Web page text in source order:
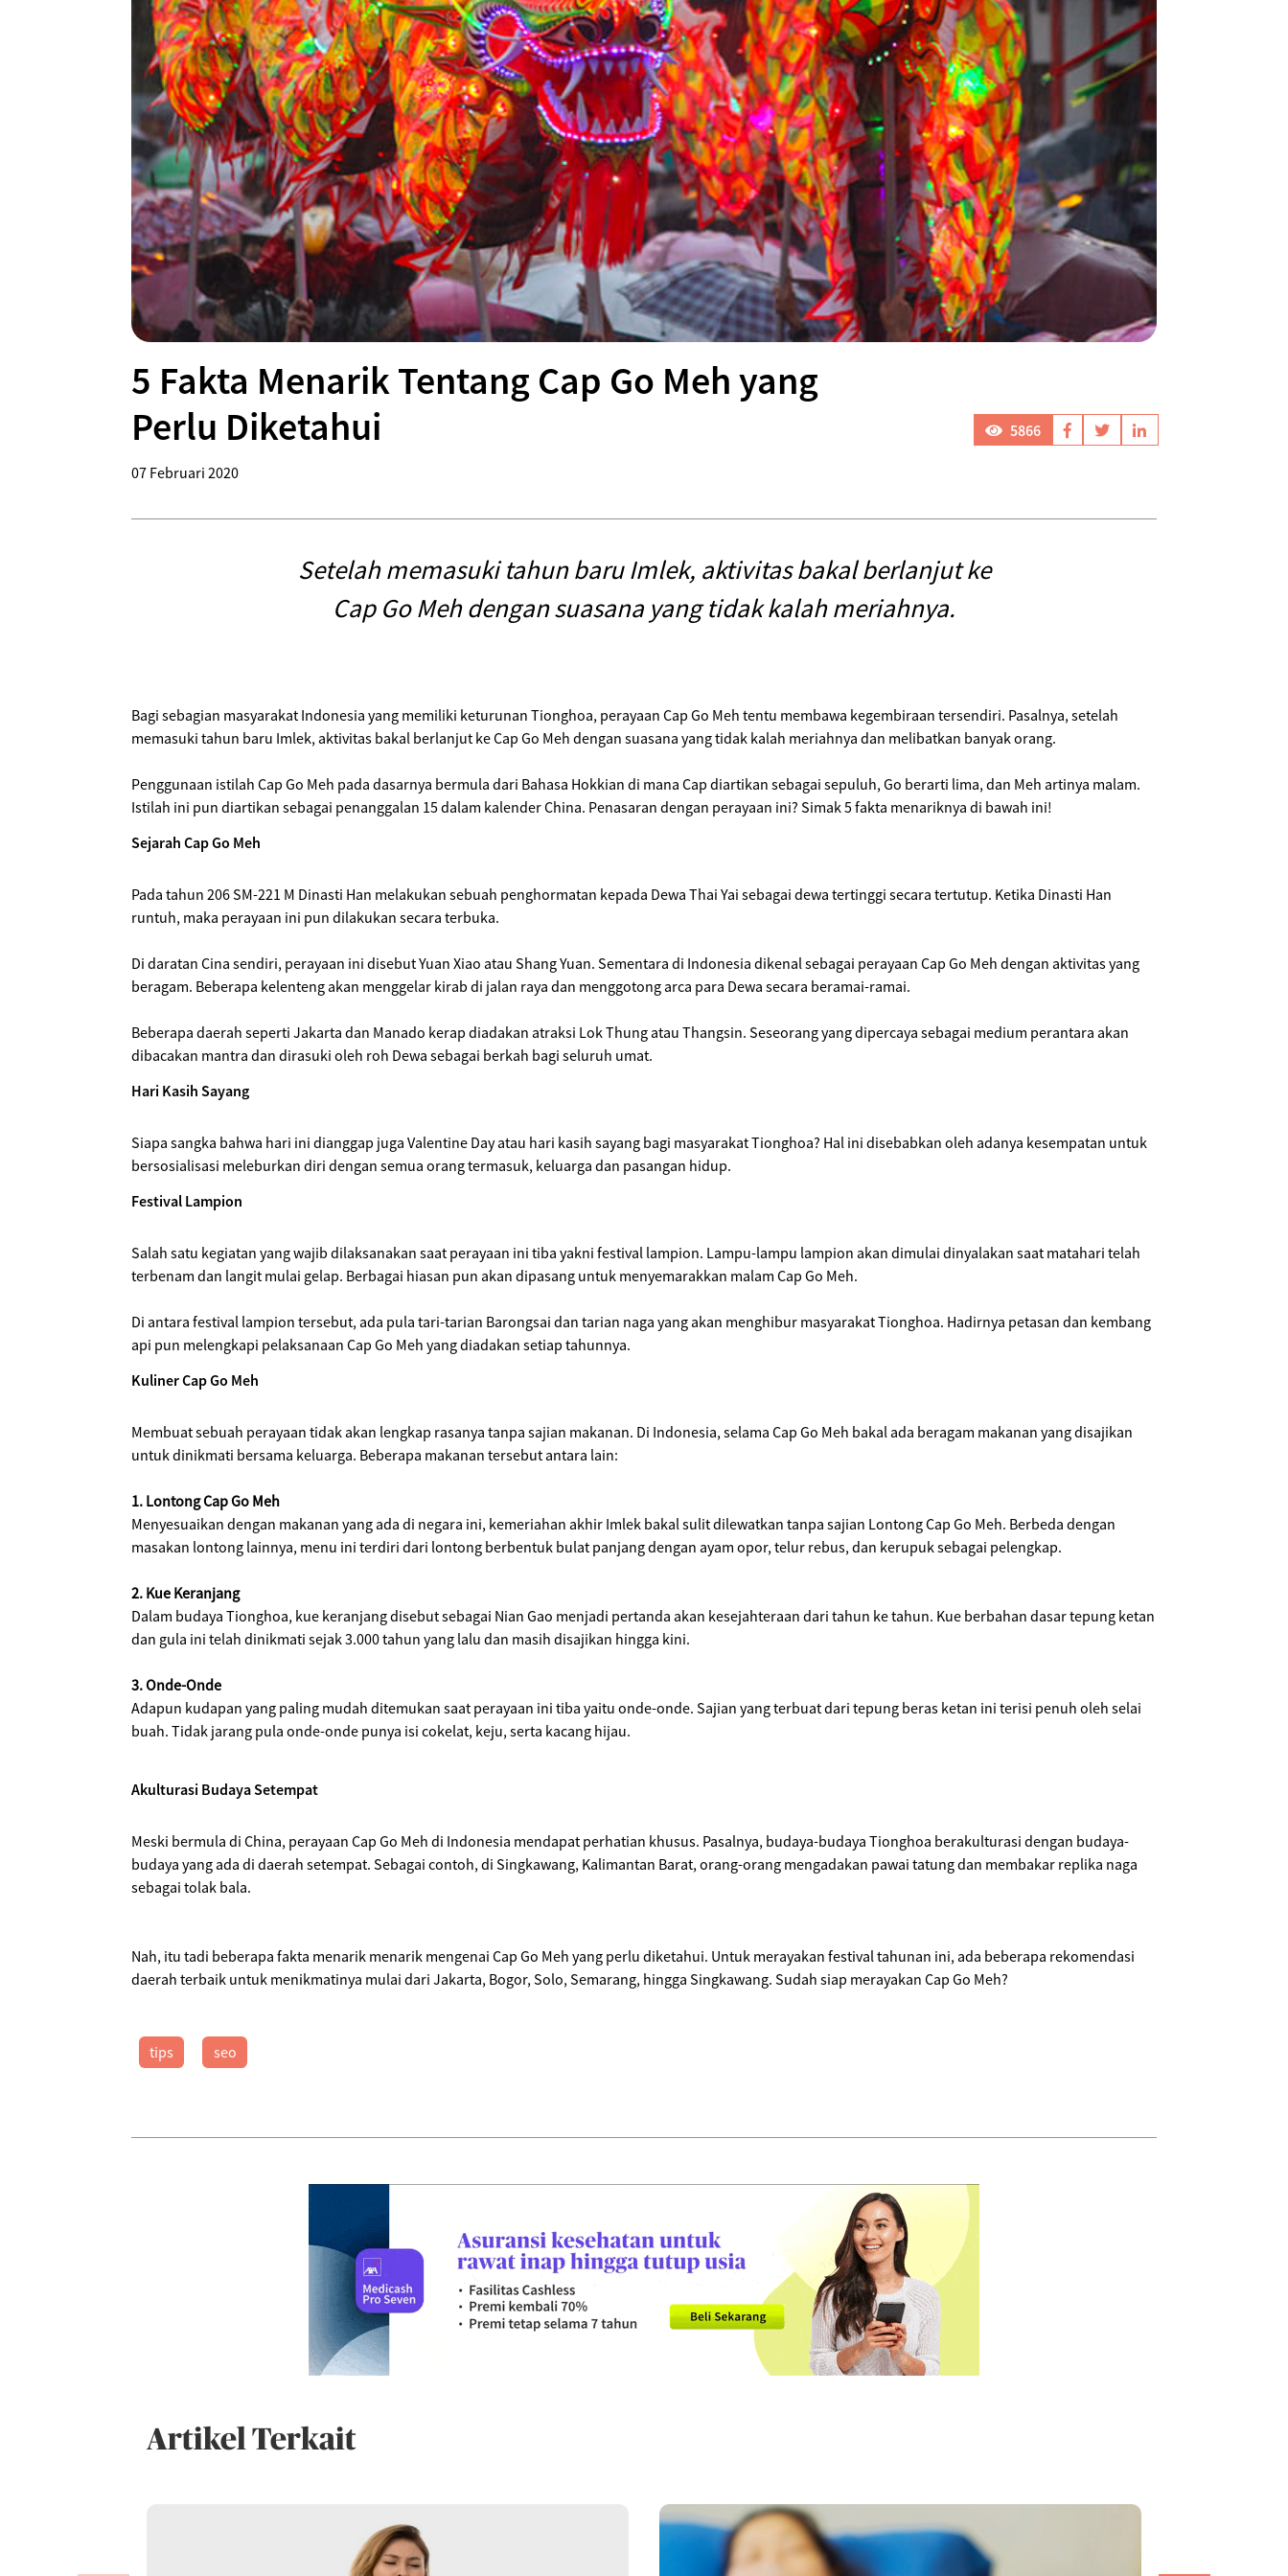
5 Fakta Menarik Tentang Cap Go Meh yang
Perlu Diketahui
07 Februari 2020
5866
Setelah memasuki tahun baru Imlek, aktivitas bakal berlanjut ke
Cap Go Meh dengan suasana yang tidak kalah meriahnya.
Bagi sebagian masyarakat Indonesia yang memiliki keturunan Tionghoa, perayaan Cap Go Meh tentu membawa kegembiraan tersendiri. Pasalnya, setelah
memasuki tahun baru Imlek, aktivitas bakal berlanjut ke Cap Go Meh dengan suasana yang tidak kalah meriahnya dan melibatkan banyak orang.
Penggunaan istilah Cap Go Meh pada dasarnya bermula dari Bahasa Hokkian di mana Cap diartikan sebagai sepuluh, Go berarti lima, dan Meh artinya malam.
Istilah ini pun diartikan sebagai penanggalan 15 dalam kalender China. Penasaran dengan perayaan ini? Simak 5 fakta menariknya di bawah ini!
Sejarah Cap Go Meh
Pada tahun 206 SM-221 M Dinasti Han melakukan sebuah penghormatan kepada Dewa Thai Yai sebagai dewa tertinggi secara tertutup. Ketika Dinasti Han
runtuh, maka perayaan ini pun dilakukan secara terbuka.
Di daratan Cina sendiri, perayaan ini disebut Yuan Xiao atau Shang Yuan. Sementara di Indonesia dikenal sebagai perayaan Cap Go Meh dengan aktivitas yang
beragam. Beberapa kelenteng akan menggelar kirab di jalan raya dan menggotong arca para Dewa secara beramai-ramai.
Beberapa daerah seperti Jakarta dan Manado kerap diadakan atraksi Lok Thung atau Thangsin. Seseorang yang dipercaya sebagai medium perantara akan
dibacakan mantra dan dirasuki oleh roh Dewa sebagai berkah bagi seluruh umat.
Hari Kasih Sayang
Siapa sangka bahwa hari ini dianggap juga Valentine Day atau hari kasih sayang bagi masyarakat Tionghoa? Hal ini disebabkan oleh adanya kesempatan untuk
bersosialisasi meleburkan diri dengan semua orang termasuk, keluarga dan pasangan hidup.
Festival Lampion
Salah satu kegiatan yang wajib dilaksanakan saat perayaan ini tiba yakni festival lampion. Lampu-lampu lampion akan dimulai dinyalakan saat matahari telah
terbenam dan langit mulai gelap. Berbagai hiasan pun akan dipasang untuk menyemarakkan malam Cap Go Meh.
Di antara festival lampion tersebut, ada pula tari-tarian Barongsai dan tarian naga yang akan menghibur masyarakat Tionghoa. Hadirnya petasan dan kembang
api pun melengkapi pelaksanaan Cap Go Meh yang diadakan setiap tahunnya.
Kuliner Cap Go Meh
Membuat sebuah perayaan tidak akan lengkap rasanya tanpa sajian makanan. Di Indonesia, selama Cap Go Meh bakal ada beragam makanan yang disajikan
untuk dinikmati bersama keluarga. Beberapa makanan tersebut antara lain:
1. Lontong Cap Go Meh
Menyesuaikan dengan makanan yang ada di negara ini, kemeriahan akhir Imlek bakal sulit dilewatkan tanpa sajian Lontong Cap Go Meh. Berbeda dengan
masakan lontong lainnya, menu ini terdiri dari lontong berbentuk bulat panjang dengan ayam opor, telur rebus, dan kerupuk sebagai pelengkap.
2. Kue Keranjang
Dalam budaya Tionghoa, kue keranjang disebut sebagai Nian Gao menjadi pertanda akan kesejahteraan dari tahun ke tahun. Kue berbahan dasar tepung ketan
dan gula ini telah dinikmati sejak 3.000 tahun yang lalu dan masih disajikan hingga kini.
3. Onde-Onde
Adapun kudapan yang paling mudah ditemukan saat perayaan ini tiba yaitu onde-onde. Sajian yang terbuat dari tepung beras ketan ini terisi penuh oleh selai
buah. Tidak jarang pula onde-onde punya isi cokelat, keju, serta kacang hijau.
Akulturasi Budaya Setempat
Meski bermula di China, perayaan Cap Go Meh di Indonesia mendapat perhatian khusus. Pasalnya, budaya-budaya Tionghoa berakulturasi dengan budaya-
budaya yang ada di daerah setempat. Sebagai contoh, di Singkawang, Kalimantan Barat, orang-orang mengadakan pawai tatung dan membakar replika naga
sebagai tolak bala.
Nah, itu tadi beberapa fakta menarik menarik mengenai Cap Go Meh yang perlu diketahui. Untuk merayakan festival tahunan ini, ada beberapa rekomendasi
daerah terbaik untuk menikmatinya mulai dari Jakarta, Bogor, Solo, Semarang, hingga Singkawang. Sudah siap merayakan Cap Go Meh?
tips seo
Artikel Terkait